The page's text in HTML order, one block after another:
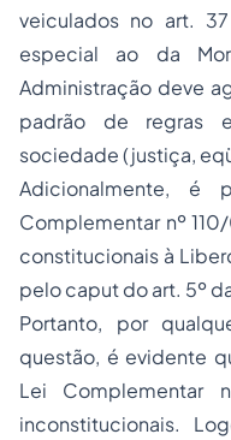
veiculados no art.
especial ao da
Administração deve
padrão de regras
sociedade (justiça,
Adicionalmente, é
Complementar nº
constitucionais à
pelocaputdo art. 5º
Portanto, por
questão, é evidente
Lei Complementar
inconstitucionais.